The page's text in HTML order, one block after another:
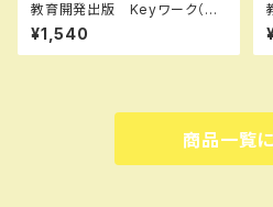
教育開発出版 Keyワーク（キ
ーワーク） 地理 I,II 歴史 I,II
（ご選択ください） 2026年度
版 新品完全セット ISBN な
¥1,540
商品一覧